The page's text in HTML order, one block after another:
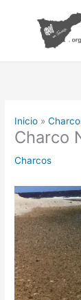
contenido
Inicio
Charco
Charcos